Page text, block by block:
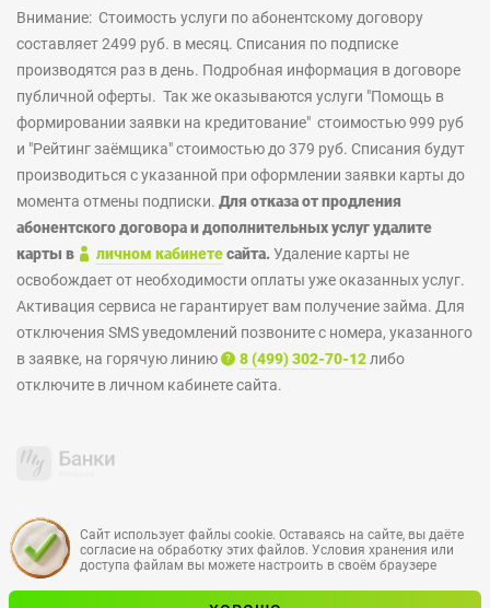
Внимание: Стоимость услуги по абонентскому договору
составляет 2499 руб. в месяц. Списания по подписке
производятся раз в день. Подробная информация в договоре
публичной оферты. Так же оказываются услуги "Помощь в
формировании заявки на кредитование" стоимостью 999 руб
и "Рейтинг заёмщика" стоимостью до 379 руб. Списания будут
производиться с указанной при оформлении заявки карты до
момента отмены подписки. Для отказа от продления
абонентского договора и дополнительных услуг удалите
карты в
личном кабинетесайта.Удаление карты не
освобождает от необходимости оплаты уже оказанных услуг.
Активация сервиса не гарантирует вам получение займа. Для
отключения SMS уведомлений позвоните с номера, указанного
в заявке, на горячую линию
8 (499) 302-70-12 либо
отключите в личном кабинете сайта.
МойБэнк
Сайт использует файлы cookie. Оставаясь на сайте, вы даёте
согласие на обработку этих файлов. Условия хранения или
доступа файлам вы можете настроить в своём браузере